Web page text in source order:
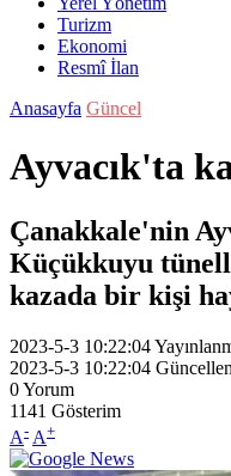
Turizm
Ekonomi
Resmî İlan
Anasayfa Güncel
Ayvacık'ta
Çanakkale'nin
Küçükkuyu
kazada bir kişi
2023-5-3 10:22:04
2023-5-3 10:22:04
0Yorum
1141 Gösterim
A- A+